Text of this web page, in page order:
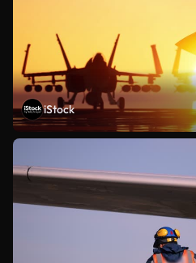
iStock